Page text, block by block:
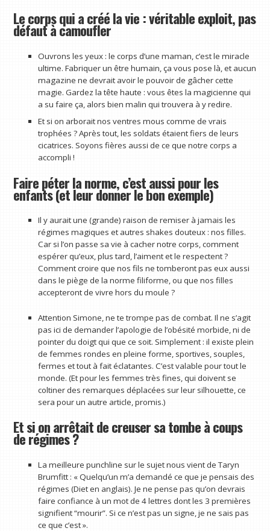
Le corps qui a créé la vie : véritable exploit, pas
défaut à camoufler
Ouvrons les yeux : le corps d’une maman, c’est le miracle
ultime. Fabriquer un être humain, ça vous pose là, et aucun
magazine ne devrait avoir le pouvoir de gâcher cette
magie. Gardez la tête haute : vous êtes la magicienne qui
a su faire ça, alors bien malin qui trouvera à y redire.
Et si on arborait nos ventres mous comme de vrais
trophées ? Après tout, les soldats étaient fiers de leurs
cicatrices. Soyons fières aussi de ce que notre corps a
accompli !
Faire péter la norme, c’est aussi pour les
enfants (et leur donner le bon exemple)
Il y aurait une (grande) raison de remiser à jamais les
régimes magiques et autres shakes douteux : nos filles.
Car si l’on passe sa vie à cacher notre corps, comment
espérer qu’eux, plus tard, l’aiment et le respectent ?
Comment croire que nos fils ne tomberont pas eux aussi
dans le piège de la norme filiforme, ou que nos filles
accepteront de vivre hors du moule ?
Attention Simone, ne te trompe pas de combat. Il ne s’agit
pas ici de demander l’apologie de l’obésité morbide, ni de
pointer du doigt qui que ce soit. Simplement : il existe plein
de femmes rondes en pleine forme, sportives, souples,
fermes et tout à fait éclatantes. C’est valable pour tout le
monde. (Et pour les femmes très fines, qui doivent se
coltiner des remarques déplacées sur leur silhouette, ce
sera pour un autre article, promis.)
Et si on arrêtait de creuser sa tombe à coups
de régimes ?
La meilleure punchline sur le sujet nous vient de Taryn
Brumfitt : « Quelqu’un m’a demandé ce que je pensais des
régimes (Diet en anglais). Je ne pense pas qu’on devrais
faire confiance à un mot de 4 lettres dont les 3 premières
signifient “mourir”. Si ce n’est pas un signe, je ne sais pas
ce que c’est ».